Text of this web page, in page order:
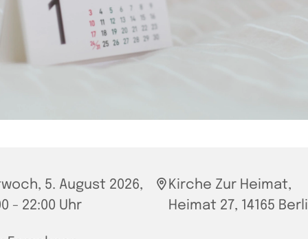
5. August 2026,
- 22:00 Uhr
Kirche Zur Heimat,
Heimat 27, 14165